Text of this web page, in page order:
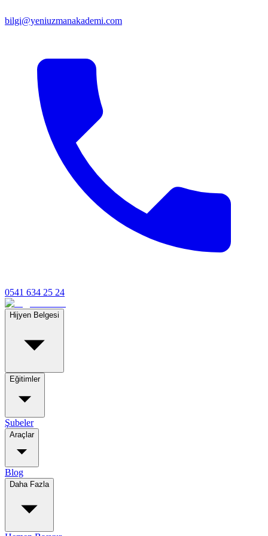
bilgi@yeniuzmanakademi.com
0541 634 25 24
Hijyen Belgesi
Eğitimler
Şubeler
Araçlar
Blog
Daha Fazla